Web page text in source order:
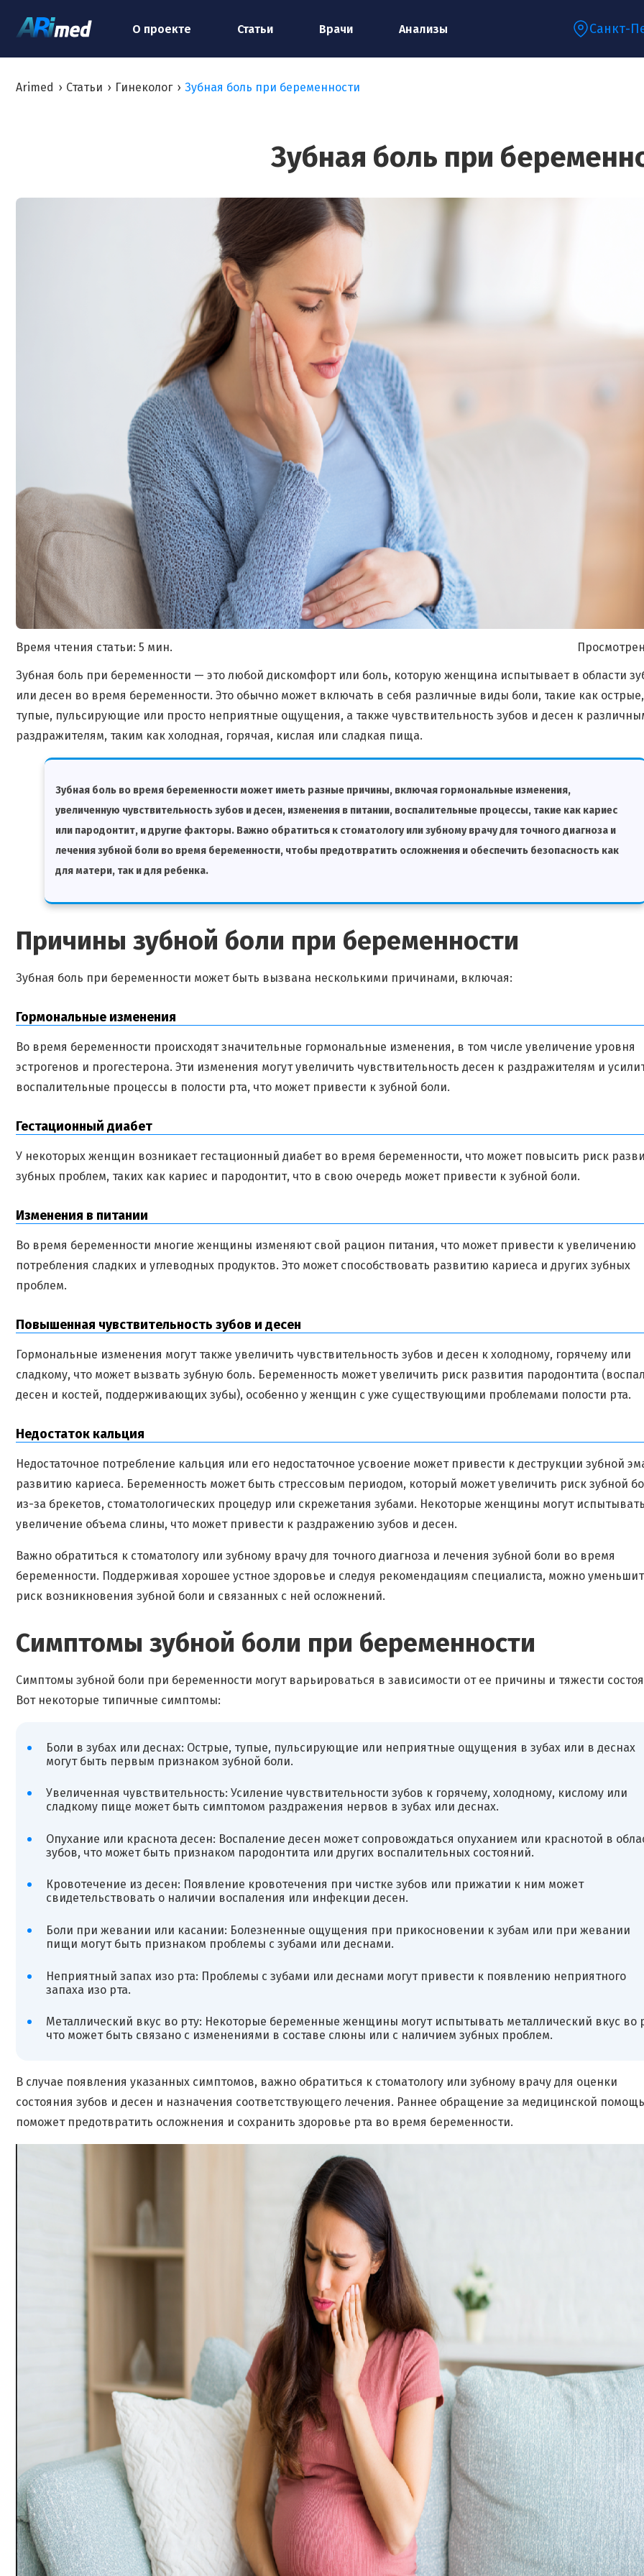
О проекте Статьи Врачи Анализы Санкт-
Arimed › Статьи › Гинеколог › Зубная боль при беременности
Зубная боль при
Время чтения статьи: 5 мин.
Зубная боль при беременности — это любой дискомфорт или боль, которую женщина испытывает в области
или десен во время беременности. Это обычно может включать в себя различные виды боли, такие как острые,
тупые, пульсирующие или просто неприятные ощущения, а также чувствительность зубов и десен к
раздражителям, таким как холодная, горячая, кислая или сладкая пища.
Зубная боль во время беременности может иметь разные причины, включая гормональные изменения,
увеличенную чувствительность зубов и десен, изменения в питании, воспалительные процессы, такие как кариес
или пародонтит, и другие факторы. Важно обратиться к стоматологу или зубному врачу для точного диагноза и
лечения зубной боли во время беременности, чтобы предотвратить осложнения и обеспечить безопасность как
для матери, так и для ребенка.
Причины зубной боли при беременности
Зубная боль при беременности может быть вызвана несколькими причинами, включая:
Гормональные изменения
Во время беременности происходят значительные гормональные изменения, в том числе увеличение уровня
эстрогенов и прогестерона. Эти изменения могут увеличить чувствительность десен к раздражителям и
воспалительные процессы в полости рта, что может привести к зубной боли.
Гестационный диабет
У некоторых женщин возникает гестационный диабет во время беременности, что может повысить риск
зубных проблем, таких как кариес и пародонтит, что в свою очередь может привести к зубной боли.
Изменения в питании
Во время беременности многие женщины изменяют свой рацион питания, что может привести к увеличению
потребления сладких и углеводных продуктов. Это может способствовать развитию кариеса и других зубных
проблем.
Повышенная чувствительность зубов и десен
Гормональные изменения могут также увеличить чувствительность зубов и десен к холодному, горячему или
сладкому, что может вызвать зубную боль. Беременность может увеличить риск развития пародонтита
десен и костей, поддерживающих зубы), особенно у женщин с уже существующими проблемами полости рта.
Недостаток кальция
Недостаточное потребление кальция или его недостаточное усвоение может привести к деструкции зубной
развитию кариеса. Беременность может быть стрессовым периодом, который может увеличить риск зубной
из-за брекетов, стоматологических процедур или скрежетания зубами. Некоторые женщины могут испытывать
увеличение объема слины, что может привести к раздражению зубов и десен.
Важно обратиться к стоматологу или зубному врачу для точного диагноза и лечения зубной боли во время
беременности. Поддерживая хорошее устное здоровье и следуя рекомендациям специалиста, можно
риск возникновения зубной боли и связанных с ней осложнений.
Симптомы зубной боли при беременности
Симптомы зубной боли при беременности могут варьироваться в зависимости от ее причины и тяжести
Вот некоторые типичные симптомы:
Боли в зубах или деснах: Острые, тупые, пульсирующие или неприятные ощущения в зубах или в деснах
могут быть первым признаком зубной боли.
Увеличенная чувствительность: Усиление чувствительности зубов к горячему, холодному, кислому или
сладкому пище может быть симптомом раздражения нервов в зубах или деснах.
Опухание или краснота десен: Воспаление десен может сопровождаться опуханием или краснотой в
зубов, что может быть признаком пародонтита или других воспалительных состояний.
Кровотечение из десен: Появление кровотечения при чистке зубов или прижатии к ним может
свидетельствовать о наличии воспаления или инфекции десен.
Боли при жевании или касании: Болезненные ощущения при прикосновении к зубам или при жевании
пищи могут быть признаком проблемы с зубами или деснами.
Неприятный запах изо рта: Проблемы с зубами или деснами могут привести к появлению неприятного
запаха изо рта.
Металлический вкус во рту: Некоторые беременные женщины могут испытывать металлический вкус во
что может быть связано с изменениями в составе слюны или с наличием зубных проблем.
В случае появления указанных симптомов, важно обратиться к стоматологу или зубному врачу для оценки
состояния зубов и десен и назначения соответствующего лечения. Раннее обращение за медицинской
поможет предотвратить осложнения и сохранить здоровье рта во время беременности.
специалисту
Ваш телефон:*
Ваш e-mail:*
Я согласен на